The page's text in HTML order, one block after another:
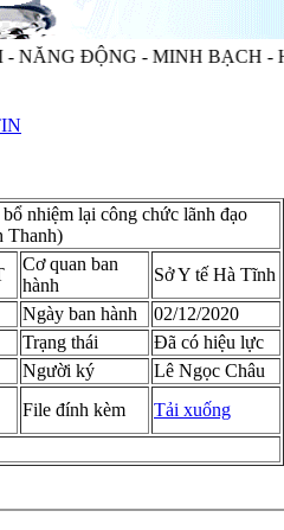
ĐỘNG - MINH BẠCH -
nhiệm lại công chức lãnh đạo
Thanh)
Cơ quan ban
hành
Sở Y tế Hà Tĩnh
Ngày ban hành
02/12/2020
Trạng thái
Đã có hiệu lực
Người ký
Lê Ngọc Châu
File đính kèm
Tải xuống